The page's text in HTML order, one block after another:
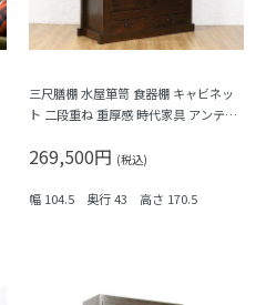
三尺膳棚 水屋箪笥 食器棚 キャビネッ
ト 二段重ね 重厚感 時代家具 アンティ
家
269,500円 (税込)
幅 104.5 奥行 43 高さ 170.5